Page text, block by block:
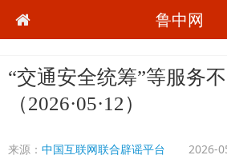
鲁中网
“交通安全统筹”等服务
（2026·05·12）
来源： 中国互联网联合辟谣平台 2026-